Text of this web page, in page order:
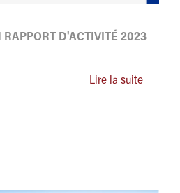
RAPPORT D'ACTIVITÉ 2023
Lire la suite